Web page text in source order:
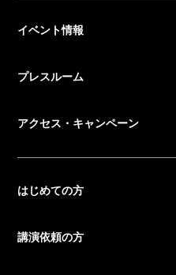
イベント情報
プレスルーム
アクセス・キャンペーン
はじめての方
講演依頼の方